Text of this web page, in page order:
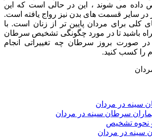
4 تشخیص داده می شوند ، این در حالی است که این
در سایر قسمت های بدن نیز رواج یافته است.
کلی برای مردان پایین تر از زنان است. با
باشید تا در مورد چگونگی تشخیص سرطان
در صورت بروز سرطان چه تغییراتی انجام
را کسب کنید.
سینه در مردان
سرطان سینه در مردان
نحوه تشخیص
در مردان